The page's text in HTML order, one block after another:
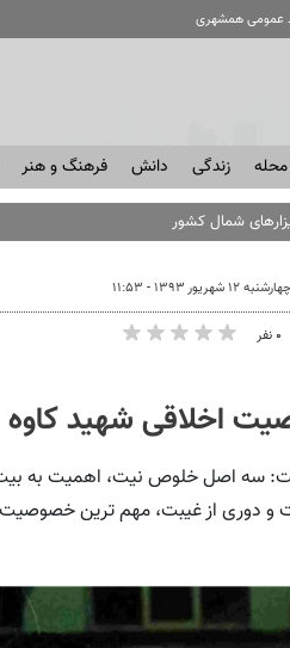
عمومی همشهری
محله زندگی دانش فرهنگ و هنر
شمال کشور
چهارشنبه ۱۲ شهریور ۱۳۹۳ - ۱۱:۵۳
۰ نفر
اخلاقی شهید کاوه
سه اصل خلوص نیت، اهمیت به
و دوری از غیبت، مهم ترین
۷۵ هزار خودرو
بازار؛ آیا قیمت خودرو